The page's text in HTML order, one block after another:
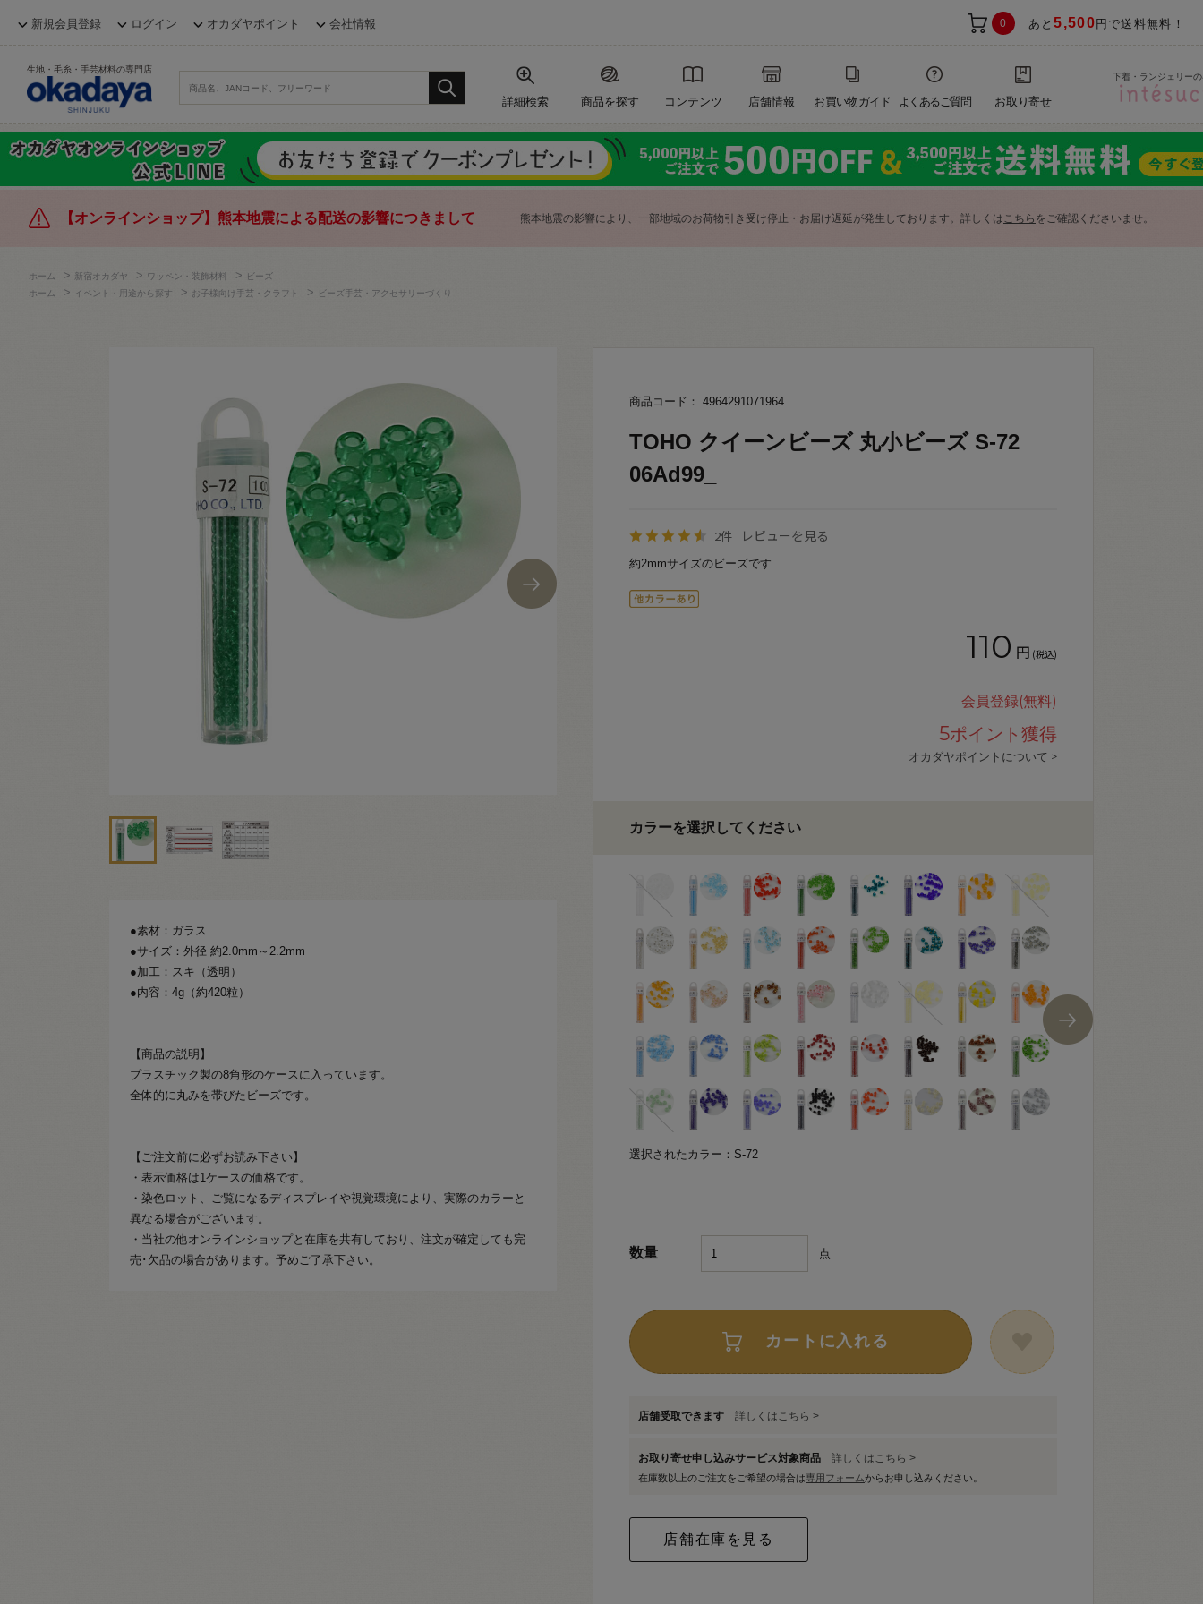
新規会員登録 ログイン オカダヤポイント 会社情報 0 あと5,500 円で送料無料！
生地・毛糸・手芸材料の専門店
詳細検索 商品を探す コンテンツ 店舗情報 お買い物ガイド よくあるご質問 お取り寄せ
下着・ランジェリー
【オンラインショップ】熊本地震による配送の影響につきまして 熊本地震の影響により、一部地域のお荷物引き受け停止・お届け遅延が発生しております。詳しくはこちら をご確認くださいませ。
ホーム > 新宿オカダヤ > ワッペン・装飾材料 >
ビーズ
ホーム
> イベント・用途から探す > お子様向け手芸・クラフト > ビーズ手芸・アクセサリーづくり
●素材：ガラス
●サイズ：外径 約2.0mm～2.2mm
●加工：スキ（透明）
●内容：4g（約420粒）
【商品の説明】
プラスチック製の8角形のケースに入っています。
全体的に丸みを帯びたビーズです。
【ご注文前に必ずお読み下さい】
・表示価格は1ケースの価格です。
・染色ロット、ご覧になるディスプレイや視覚環境により、実際のカラーと
異なる場合がございます。
・当社の他オンラインショップと在庫を共有しており、注文が確定しても完
売･欠品の場合があります。予めご了承下さい。
商品コード： 4964291071964
TOHO クイーンビーズ 丸小ビーズ S-72
06Ad99_
2件 レビューを見る
約2mmサイズのビーズです
110 円 (税込)
会員登録(無料)
5ポイント獲得
オカダヤポイントについて >
カラーを選択してください
選択されたカラー：S-72
数量 点
カートに入れる
店舗受取できます 詳しくはこちら >
お取り寄せ申し込みサービス対象商品 詳しくはこちら >
在庫数以上のご注文をご希望の場合は専用フォームからお申し込みください。